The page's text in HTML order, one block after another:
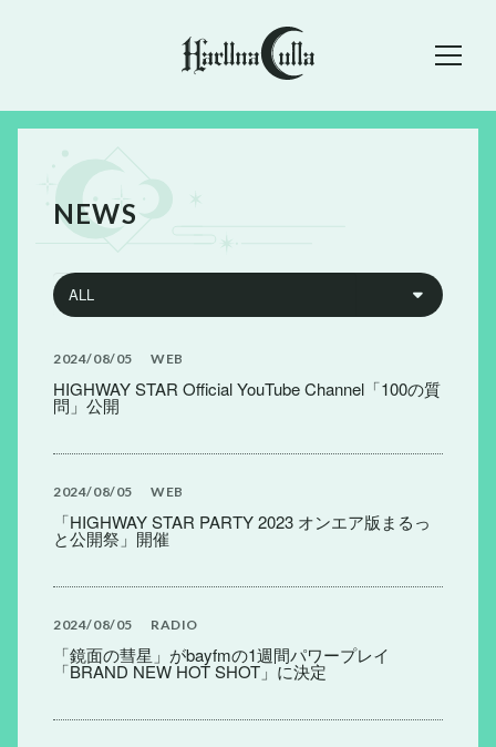
NEWS
2024 08 05 WEB
HIGHWAY STAR Official YouTube Channel「100の質
問」公開
2024 08 05 WEB
「HIGHWAY STAR PARTY 2023 オンエア版まるっ
と公開祭」開催
2024 08 05 RADIO
「鏡面の彗星」がbayfmの1週間パワープレイ
「BRAND NEW HOT SHOT」に決定